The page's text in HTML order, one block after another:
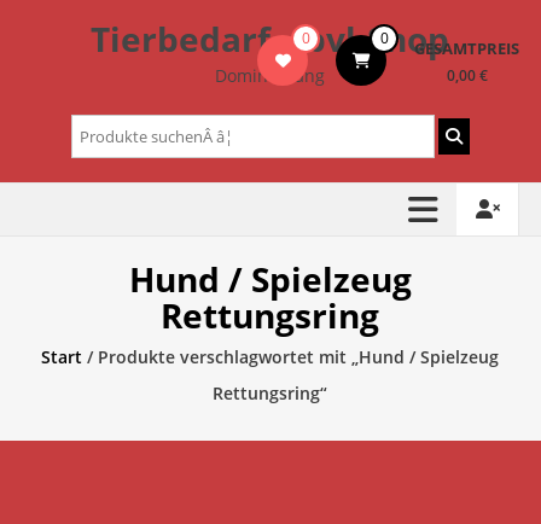
Tierbedarf – bvl-Shop
Dominik Lang
0 0 GESAMTPREIS
0,00 €
Suchen
nach:
Hund / Spielzeug
Rettungsring
Start / Produkte verschlagwortet mit „Hund / Spielzeug
Rettungsring“